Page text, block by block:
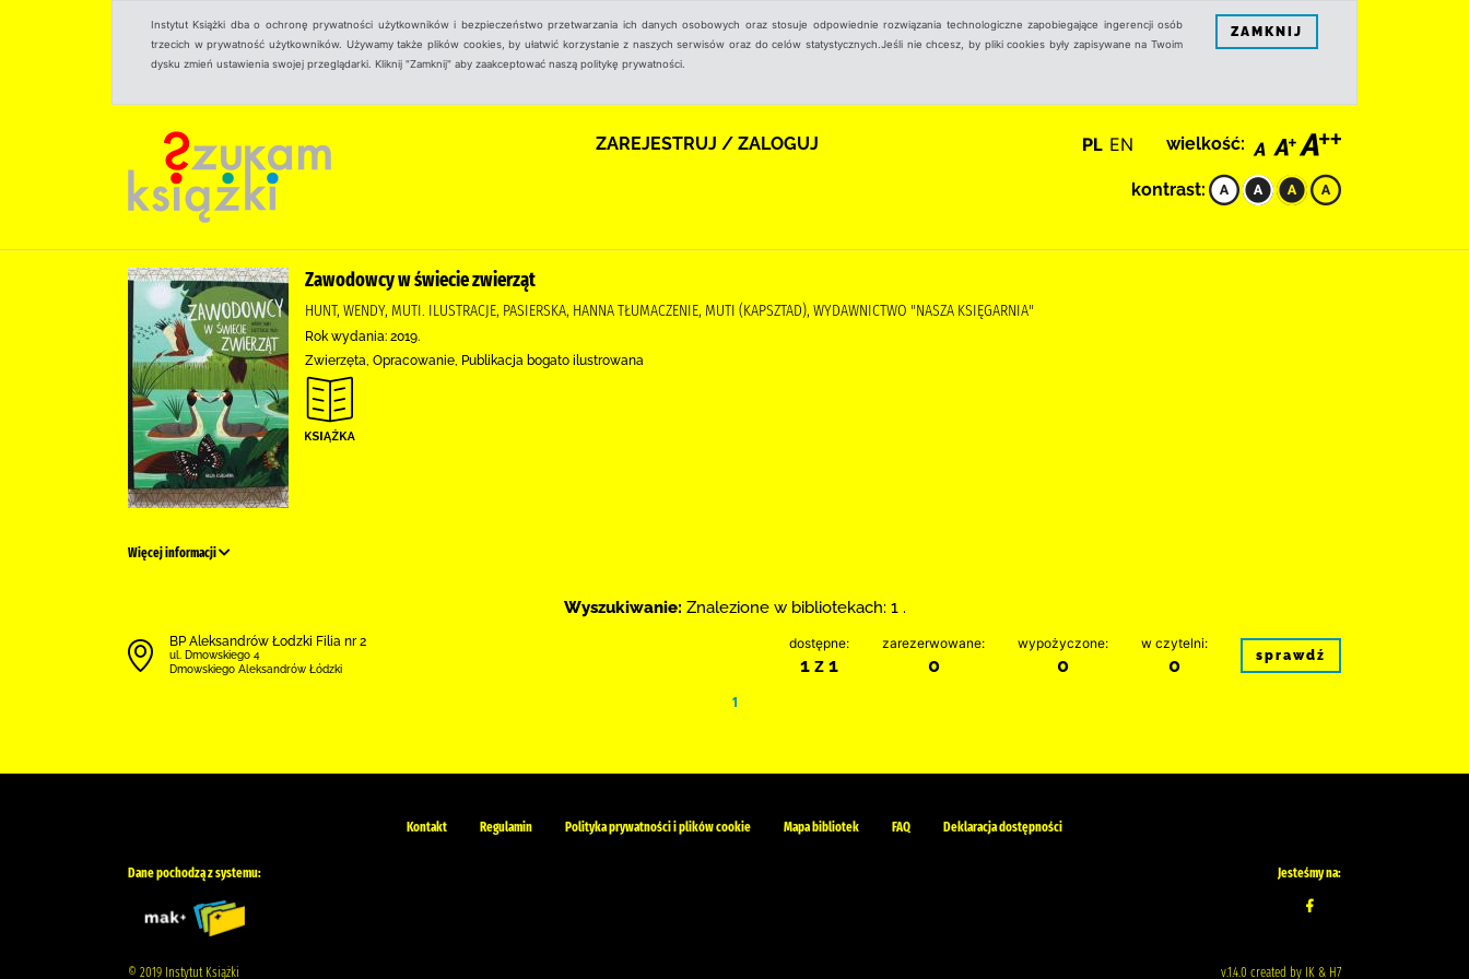
Instytut Książki dba o ochronę prywatności użytkowników i bezpieczeństwo przetwarzania ich danych osobowych oraz stosuje odpowiednie rozwiązania technologiczne zapobiegające ingerencji osób
trzecich w prywatność użytkowników. Używamy także plików cookies, by ułatwić korzystanie z naszych serwisów oraz do celów statystycznych.Jeśli nie chcesz, by pliki cookies były zapisywane na Twoim
dysku zmień ustawienia swojej przeglądarki. Kliknij "Zamknij" aby zaakceptować naszą politykę prywatności.
ZAMKNIJ
ZAREJESTRUJ / ZALOGUJ PL EN wielkość:
kontrast:
Zawodowcy w świecie zwierząt
HUNT, WENDY, MUTI. ILUSTRACJE, PASIERSKA, HANNA TŁUMACZENIE, MUTI (KAPSZTAD), WYDAWNICTWO "NASZA KSIĘGARNIA"
Rok wydania: 2019.
Zwierzęta, Opracowanie, Publikacja bogato ilustrowana
Więcej informacji
Wyszukiwanie: Znalezione w bibliotekach: 1 .
BP Aleksandrów Łodzki Filia nr 2
ul. Dmowskiego 4
Dmowskiego Aleksandrów Łódzki
dostępne:
1 z 1
zarezerwowane:
0
wypożyczone:
0
w czytelni:
0 sprawdź
1
Kontakt Regulamin Polityka prywatności i plików cookie Mapa bibliotek FAQ Deklaracja dostępności
Dane pochodzą z systemu: Jesteśmy na:
© 2019 Instytut Książki v.1.4.0 created by IK & H7